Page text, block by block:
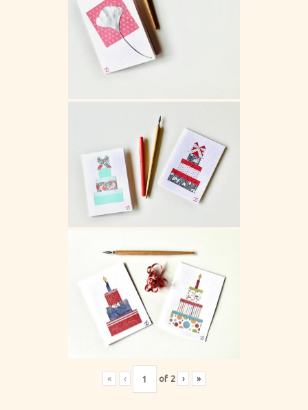
« ‹ of 2 › »